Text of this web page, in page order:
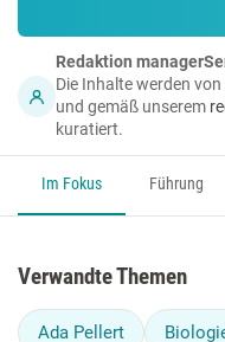
Redaktion
Die Inhalte werden
und gemäß unserem
kuratiert.
Im Fokus Führung
Verwandte Themen
Ada Pellert